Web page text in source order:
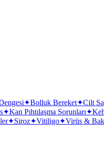
✦Bolluk Bereket✦Cilt
✦Kan Pıhtılaşma Sorunları✦
✦Siroz✦Vitiligo✦Virüs &